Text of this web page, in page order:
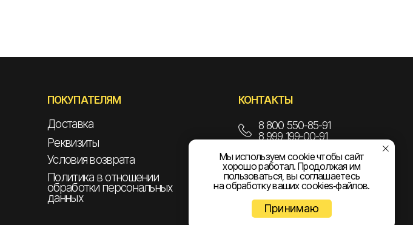
ПОКУПАТЕЛЯМ
Доставка
Реквизиты
Условия возврата
Политика в отношении
обработки персональных
данных
КОНТАКТЫ
info@npoelekom.ru
8 800 550-85-91
8 999 199-00-91
Мы используем cookie чтобы сайт
хорошо работал. Продолжая им
пользоваться, вы соглашаетесь
на обработку ваших cookies‑файлов.
Принимаю